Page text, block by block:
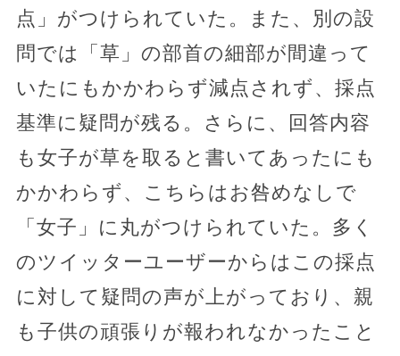
点」がつけられていた。また、別の設
問では「草」の部首の細部が間違って
いたにもかかわらず減点されず、採点
基準に疑問が残る。さらに、回答内容
も女子が草を取ると書いてあったにも
かかわらず、こちらはお咎めなしで
「女子」に丸がつけられていた。多く
のツイッターユーザーからはこの採点
に対して疑問の声が上がっており、親
も子供の頑張りが報われなかったこと